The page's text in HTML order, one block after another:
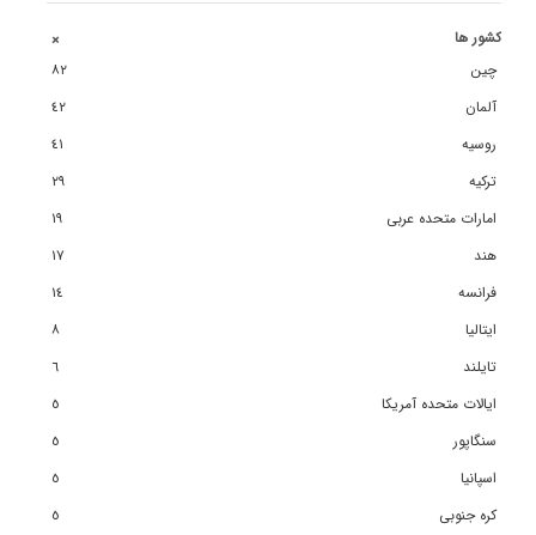
کشور ها +
چین
٨٢
آلمان
٤٢
روسیه
٤١
ترکیه
٢٩
امارات متحده عربی
١٩
هند
١٧
فرانسه
١٤
ایتالیا
٨
تایلند
٦
ایالات متحده آمریکا
٥
سنگاپور
٥
اسپانیا
٥
کره جنوبی
٥